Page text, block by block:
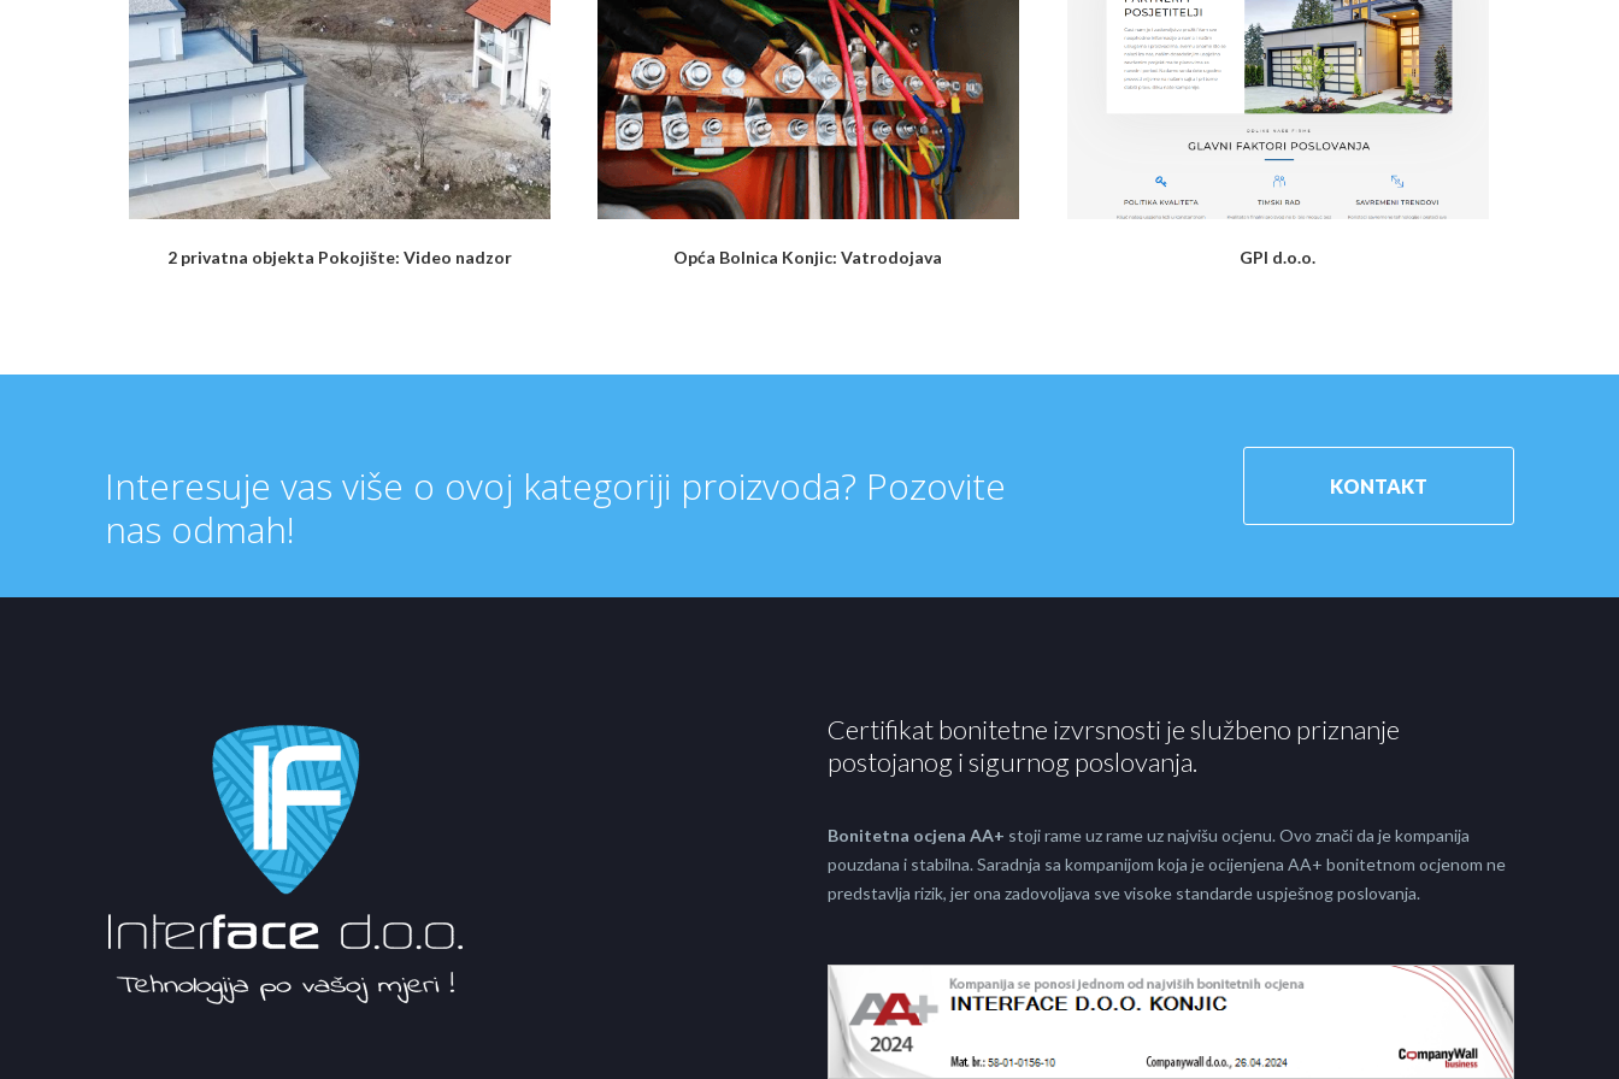
2 privatna objekta Pokojište: Video nadzor Opća Bolnica Konjic: Vatrodojava GPI d.o.o.
Interesuje vas više o ovoj kategoriji proizvoda? Pozovite
nas odmah!
KONTAKT
Certifikat bonitetne izvrsnosti je službeno priznanje
postojanog i sigurnog poslovanja.
Bonitetna ocjena AA+ stoji rame uz rame uz najvišu ocjenu. Ovo znači da je kompanija
pouzdana i stabilna. Saradnja sa kompanijom koja je ocijenjena AA+ bonitetnom ocjenom ne
predstavlja rizik, jer ona zadovoljava sve visoke standarde uspješnog poslovanja.